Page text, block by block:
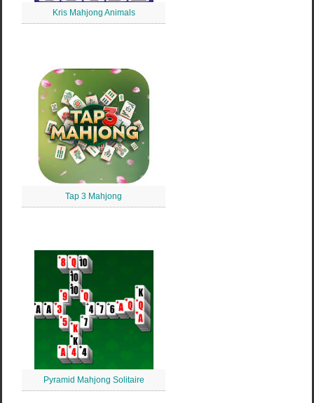
Kris Mahjong Animals
Tap 3 Mahjong
Pyramid Mahjong Solitaire